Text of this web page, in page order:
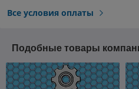
Все условия оплаты
Подобные товары